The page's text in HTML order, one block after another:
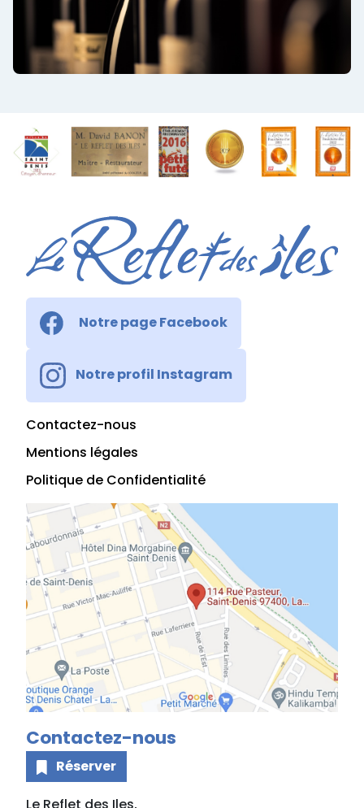
Notre page Facebook
Notre profil Instagram
Contactez-nous
Mentions légales
Politique de Confidentialité
Contactez-nous
Réserver